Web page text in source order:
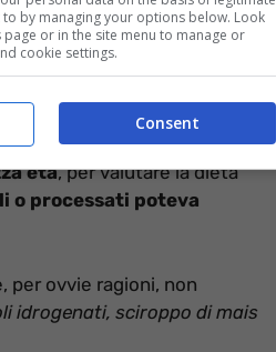
–
età, per valutare la dieta
o processati poteva
per ovvie ragioni, non
idrogenati, sciroppo di mais
by managing your options below. Look
or in the site menu to manage or
cookie settings.
Consent